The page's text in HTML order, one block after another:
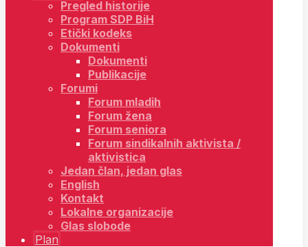
Pregled historije
Program SDP BiH
Etički kodeks
Dokumenti
Dokumenti
Publikacije
Forumi
Forum mladih
Forum žena
Forum seniora
Forum sindikalnih aktivista /
aktivistica
Jedan član, jedan glas
English
Kontakt
Lokalne organizacije
Glas slobode
Plan